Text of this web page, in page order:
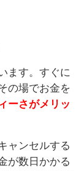
ます。すぐに
の場でお金を
ーさがメリッ
ャンセルする
が数日かかる